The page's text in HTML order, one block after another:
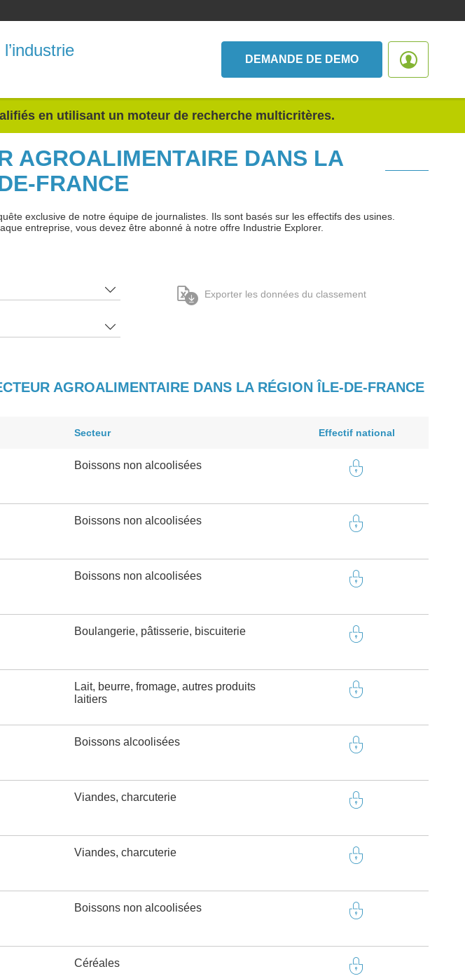
DEMANDE DE DEMO
en utilisant un moteur de recherche multicritères.
AGROALIMENTAIRE DANS LA
FRANCE
exclusive de notre équipe de journalistes. Ils sont basés sur les effectifs des usines.
entreprise, vous devez être abonné à notre offre Industrie Explorer.
Exporter les données du classement
AGROALIMENTAIRE DANS LA RÉGION ÎLE-DE-FRANCE
Secteur Effectif national
Boissons non alcoolisées
Boissons non alcoolisées
Boissons non alcoolisées
Boulangerie, pâtisserie, biscuiterie
Lait, beurre, fromage, autres produits
laitiers
Boissons alcoolisées
Viandes, charcuterie
Viandes, charcuterie
Boissons non alcoolisées
Céréales